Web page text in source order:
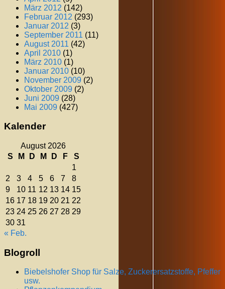
März 2012 (142)
Februar 2012 (293)
Januar 2012 (3)
September 2011 (11)
August 2011 (42)
April 2010 (1)
März 2010 (1)
Januar 2010 (10)
November 2009 (2)
Oktober 2009 (2)
Juni 2009 (28)
Mai 2009 (427)
Kalender
August 2026
S
M D M D F
S
1
2
3 4 5 6 7
8
9
10 11 12 13 14 15
16 17 18 19 20 21 22
23 24 25 26 27 28 29
30 31
« Feb.
Blogroll
Biebelshofer Shop für Salze, Zuckerersatzstoffe, Pfeffer
usw.